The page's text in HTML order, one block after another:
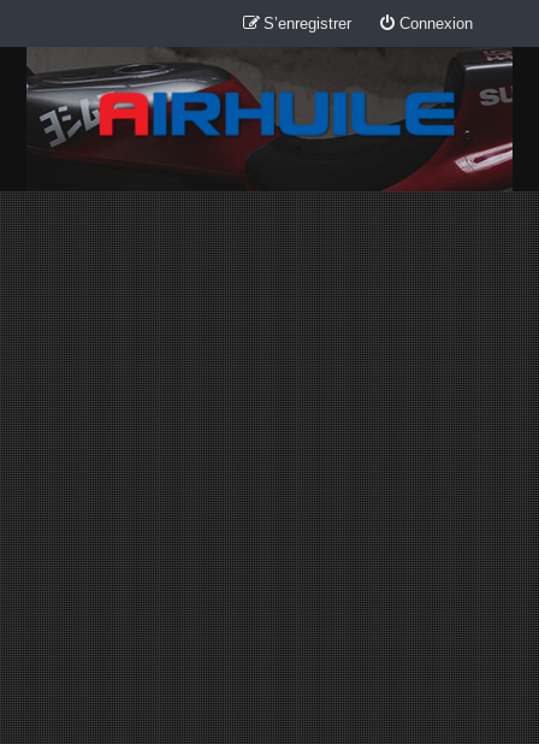
Connexion
S’enregistrer